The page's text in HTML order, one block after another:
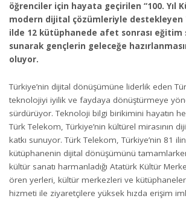
öğrenciler için hayata geçirilen “100. Yıl
modern dijital çözümleriyle destekleyen
ilde 12 kütüphanede afet sonrası eğitim
sunarak gençlerin geleceğe
oluyor.
Türkiye’nin dijital dönüşümüne liderlik eden
teknolojiyi iyilik ve faydaya dönüştürmeye
sürdürüyor. Teknoloji bilgi birikimini hayatın
Türk Telekom, Türkiye’nin kültürel mirasının
katkı sunuyor. Türk Telekom, Türkiye’nin 81
kütüphanenin dijital dönüşümünü
kültür sanatı harmanladığı Atatürk Kültür
ören yerleri, kültür merkezleri ve
hizmeti ile ziyaretçilere yüksek hızda erişim